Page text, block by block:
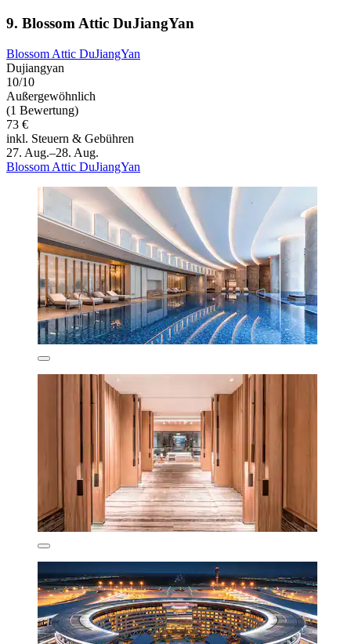
9. Blossom Attic DuJiangYan
Blossom Attic DuJiangYan
Dujiangyan
10/10
Außergewöhnlich
(1 Bewertung)
73 €
inkl. Steuern & Gebühren
27. Aug.–28. Aug.
Blossom Attic DuJiangYan